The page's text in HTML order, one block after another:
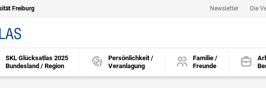
Freiburg Newsletter Die
SKL Glücksatlas 2025
Bundesland / Region
öffnen
Persönlichkeit /
Veranlagung
öffnen
Familie /
Freunde
öffnen